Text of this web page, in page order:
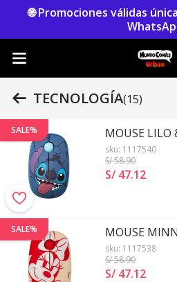
🌐 Promociones válidas
TECNOLOGÍA(15)
SALE% MOUSE LILO
sku: 1117540
S/ 58.90
S/ 47.12
SALE% MOUSE
sku: 1117538
S/ 58.90
S/ 47.12